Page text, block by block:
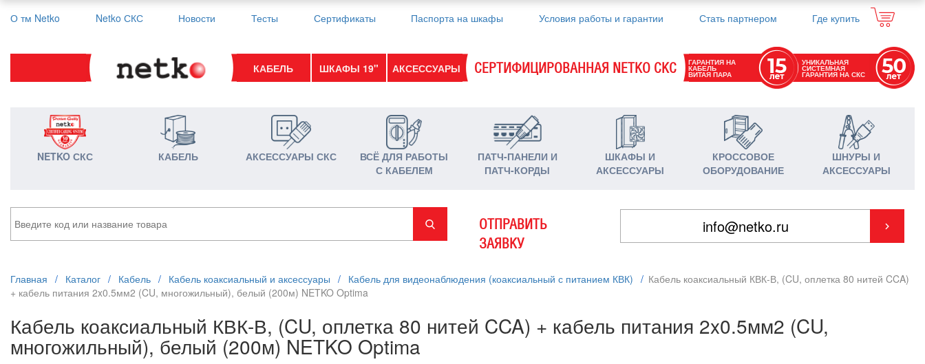
О тм Netko Netko СКС Новости Тесты Сертификаты Паспорта на шкафы Условия работы и гарантии Стать партнером Где купить
КАБЕЛЬ ШКАФЫ 19" АКСЕССУАРЫ СЕРТИФИЦИРОВАННАЯ NETKO СКС ГАРАНТИЯ НА
КАБЕЛЬ
ВИТАЯ ПАРА
УНИКАЛЬНАЯ
СИСТЕМНАЯ
ГАРАНТИЯ НА СКС
NETKO СКС КАБЕЛЬ АКСЕССУАРЫ СКС
ВСЁ ДЛЯ РАБОТЫ
С КАБЕЛЕМ
ПАТЧ-ПАНЕЛИ И
ПАТЧ-КОРДЫ
ШКАФЫ И
АКСЕССУАРЫ
КРОССОВОЕ
ОБОРУДОВАНИЕ
ШНУРЫ И
АКСЕССУАРЫ
ОТПРАВИТЬ
ЗАЯВКУ
Главная / Каталог / Кабель / Кабель коаксиальный и аксессуары / Кабель для видеонаблюдения (коаксиальный с питанием КВК) / Кабель коаксиальный КВК-В, (CU, оплетка 80 нитей CCA)
+ кабель питания 2x0.5мм2 (CU, многожильный), белый (200м) NETKO Optima
Кабель коаксиальный КВК-В, (CU, оплетка 80 нитей CCA) + кабель питания 2x0.5мм2 (CU,
многожильный), белый (200м) NETKO Optima